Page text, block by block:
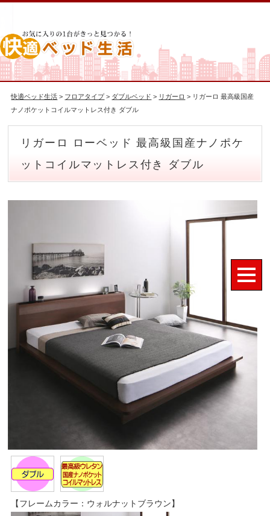
快適ベッド生活 > フロアタイプ > ダブルベッド > リガーロ > リガーロ 最高級国産
ナノポケットコイルマットレス付き ダブル
リガーロ ローベッド 最高級国産ナノポケ
ットコイルマットレス付き ダブル
【フレームカラー：ウォルナットブラウン】